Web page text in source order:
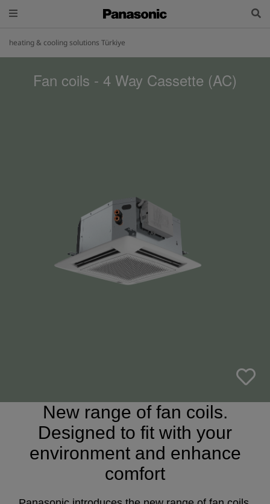
heating & cooling solutions Türkiye
Fan coils - 4 Way Cassette (AC)
New range of fan coils.
Designed to fit with your
environment and enhance
comfort